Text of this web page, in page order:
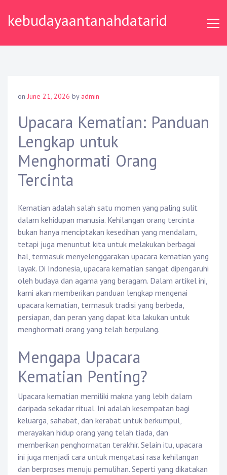
kebudayaantanahdatarid
on June 21, 2026 by admin
Upacara Kematian: Panduan
Lengkap untuk
Menghormati Orang
Tercinta
Kematian adalah salah satu momen yang paling sulit
dalam kehidupan manusia. Kehilangan orang tercinta
bukan hanya menciptakan kesedihan yang mendalam,
tetapi juga menuntut kita untuk melakukan berbagai
hal, termasuk menyelenggarakan upacara kematian yang
layak. Di Indonesia, upacara kematian sangat dipengaruhi
oleh budaya dan agama yang beragam. Dalam artikel ini,
kami akan memberikan panduan lengkap mengenai
upacara kematian, termasuk tradisi yang berbeda,
persiapan, dan peran yang dapat kita lakukan untuk
menghormati orang yang telah berpulang.
Mengapa Upacara
Kematian Penting?
Upacara kematian memiliki makna yang lebih dalam
daripada sekadar ritual. Ini adalah kesempatan bagi
keluarga, sahabat, dan kerabat untuk berkumpul,
merayakan hidup orang yang telah tiada, dan
memberikan penghormatan terakhir. Selain itu, upacara
ini juga menjadi cara untuk mengatasi rasa kehilangan
dan berproses menuju pemulihan. Seperti yang dikatakan